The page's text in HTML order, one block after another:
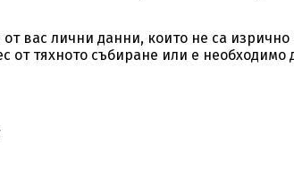
вас лични данни, които не са изрично
тяхното събиране или е